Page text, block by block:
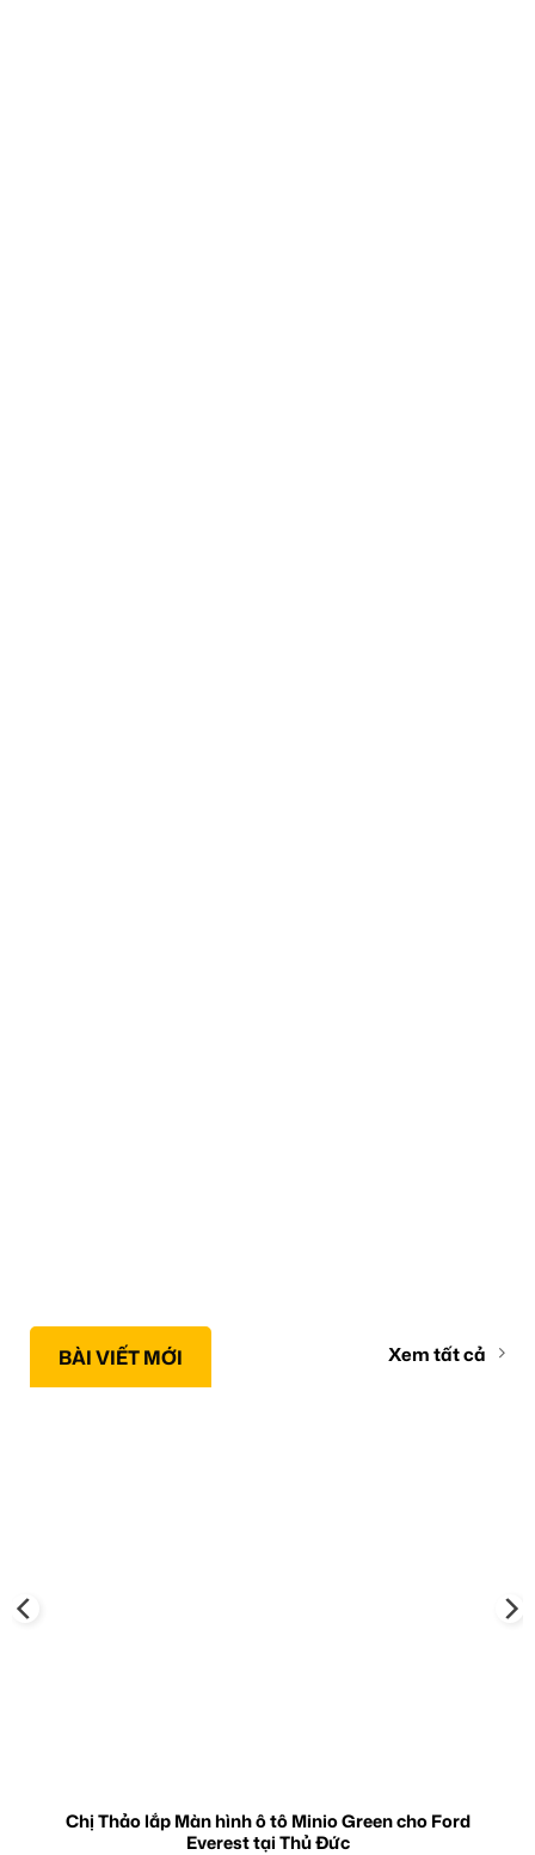
BÀI VIẾT MỚI Xem tất cả
Chị Thảo lắp Màn hình ô tô Minio Green cho Ford
Everest tại Thủ Đức